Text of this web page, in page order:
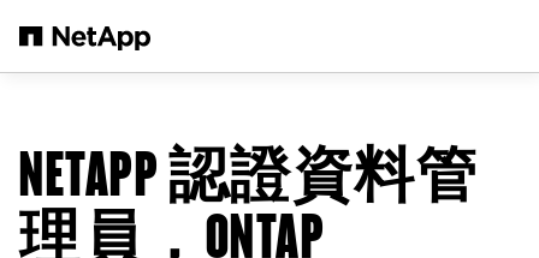
NETAPP 認證資料管
理員，ONTAP